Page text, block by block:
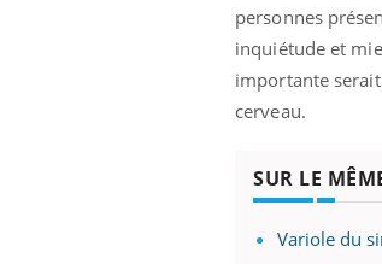
personnes
inquiétude et
importante
cerveau.
SUR LE
Variole du